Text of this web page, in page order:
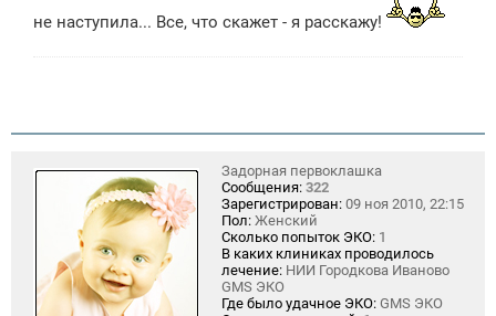
не наступила... Все, что скажет - я расскажу!
Задорная первоклашка
Сообщения: 322
Зарегистрирован: 09 ноя 2010, 22:15
Пол: Женский
Сколько попыток ЭКО: 1
В каких клиниках проводилось
лечение: НИИ Городкова Иваново
GMS ЭКО
Где было удачное ЭКО: GMS ЭКО